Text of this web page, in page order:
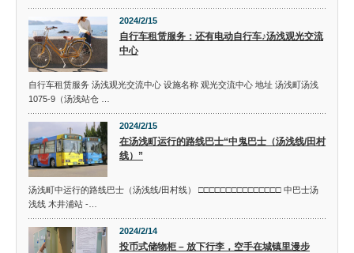
2024/2/15
自行车租赁服务：还有电动自行车♪汤浅观光交流
中心
自行车租赁服务 汤浅观光交流中心 设施名称 观光交流中心 地址 汤浅町汤浅
1075-9（汤浅站仓 …
2024/2/15
在汤浅町运行的路线巴士“中鬼巴士（汤浅线/田村
线）”
汤浅町中运行的路线巴士（汤浅线/田村线） □□□□□□□□□□□□□□□ 中巴士汤
浅线 木井浦站 -…
2024/2/14
投币式储物柜 – 放下行李，空手在城镇里漫步